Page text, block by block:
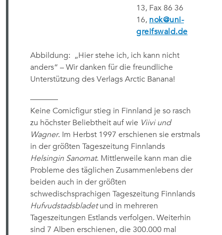
13, Fax 86 36
16, nok@uni-
greifswald.de
Abbildung: „Hier stehe ich, ich kann nicht
anders“ – Wir danken für die freundliche
Unterstützung des Verlags Arctic Banana!
———–
Keine Comicfigur stieg in Finnland je so rasch
zu höchster Beliebtheit auf wie Viivi und
Wagner. Im Herbst 1997 erschienen sie erstmals
in der größten Tageszeitung Finnlands
Helsingin Sanomat. Mittlerweile kann man die
Probleme des täglichen Zusammenlebens der
beiden auch in der größten
schwedischsprachigen Tageszeitung Finnlands
Hufvudstadsbladetund in mehreren
Tageszeitungen Estlands verfolgen. Weiterhin
sind 7 Alben erschienen, die 300.000 mal